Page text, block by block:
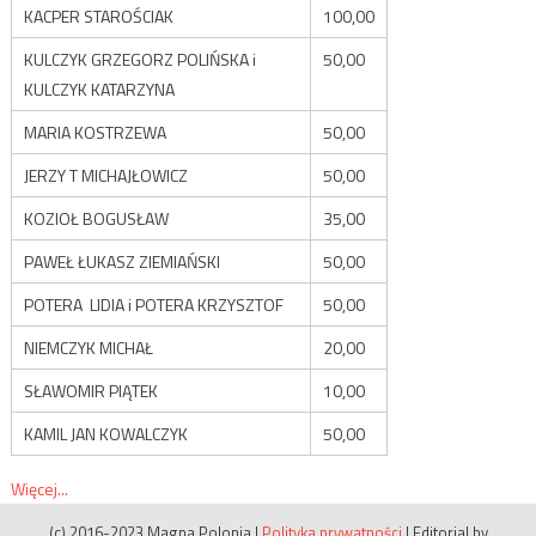
KACPER STAROŚCIAK
100,00
KULCZYK GRZEGORZ POLIŃSKA i
KULCZYK KATARZYNA
50,00
MARIA KOSTRZEWA
50,00
JERZY T MICHAJŁOWICZ
50,00
KOZIOŁ BOGUSŁAW
35,00
PAWEŁ ŁUKASZ ZIEMIAŃSKI
50,00
POTERA LIDIA i POTERA KRZYSZTOF
50,00
NIEMCZYK MICHAŁ
20,00
SŁAWOMIR PIĄTEK
10,00
KAMIL JAN KOWALCZYK
50,00
Więcej...